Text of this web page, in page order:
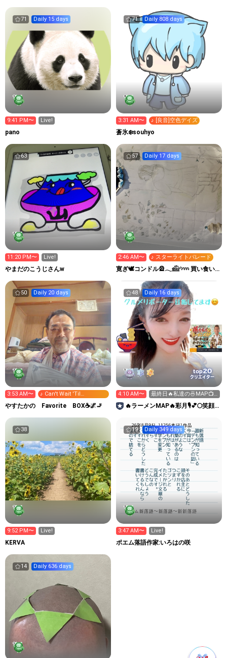
71 Daily 15 days
9:41 PM〜 Live!
pano
71 Daily 808 days
3:31 AM〜 ♪ [良音]空色デイズ
蒼氷❄️souhyo
63
11:20 PM〜 Live!
やまだのこうじさんw
57 Daily 17 days
2:46 AM〜 ♪ スターライトパレード
寛ぎ🕊️コンドル🎡𓂃𓊝𓄹𓄺 買い食い
50 Daily 20 days
3:53 AM〜
♪ Can't Wait 'Til
Christmas
やすたかの Favorite BOX☕🌌🚬
48 Daily 16 days
top20
クリエイター
4:10 AM〜
最終日🔥私達の🍜MAP📺
リポーター🔥
🔥ラーメンMAP🔥彩月🎙️💕🌕笑顔
38
9:52 PM〜 Live!
KERVA
19 Daily 349 days
3:47 AM〜 Live!
ポエム落語作家:いろはの咲
14 Daily 636 days